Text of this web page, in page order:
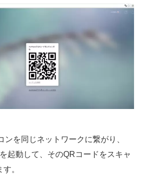
ンを同じネットワークに繋がり、
起動して、そのQRコードをスキャ
。